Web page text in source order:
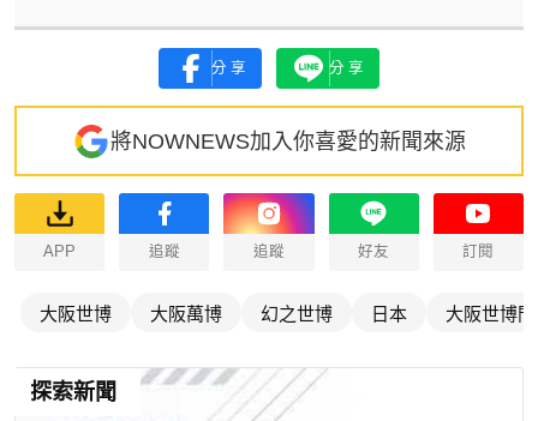
分享 分享
將NOWNEWS加入你喜愛的新聞來源
APP 追蹤 追蹤 好友 訂閱
大阪世博 大阪萬博 幻之世博 日本 大阪世博
探索新聞